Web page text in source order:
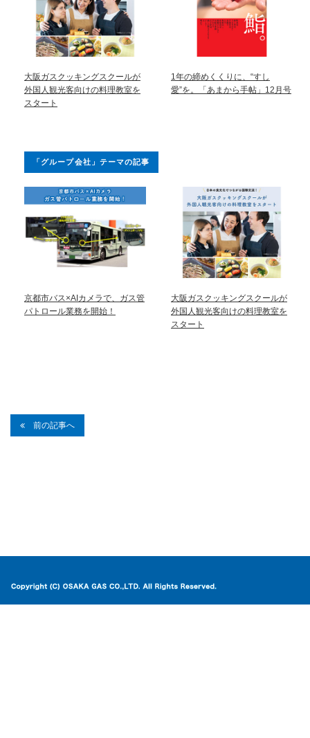
大阪ガスクッキングスクールが
外国人観光客向けの料理教室を
スタート
1年の締めくくりに、“すし
愛”を。「あまから手帖」12月号
「グループ会社」テーマの記事
京都市バス×AIカメラで、ガス管
パトロール業務を開始！
大阪ガスクッキングスクールが
外国人観光客向けの料理教室を
スタート
前の記事へ